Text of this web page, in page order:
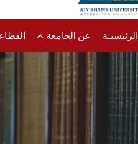
الرئيسيـة عن الجامعة